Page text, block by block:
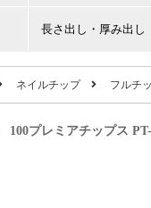
長さ出し・厚み出し
ネイルチップ フルチ
プレミアチップス